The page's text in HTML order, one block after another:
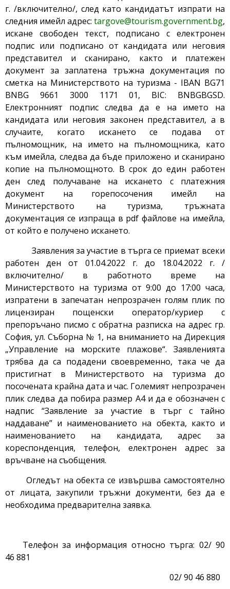
г. /включително/, след като кандидатът изпрати на
следния имейл адрес: targove@tourism.government.bg,
искане свободен текст, подписано с електронен
подпис или подписано от кандидата или неговия
представител и сканирано, както и платежен
документ за заплатена тръжна документация по
сметка на Министерството на туризма - IBAN BG71
BNBG 9661 3000 1171 01, BIC: BNBGBGSD.
Електронният подпис следва да е на името на
кандидата или неговия законен представител, а в
случаите, когато искането се подава от
пълномощник, на името на пълномощника, като
към имейла, следва да бъде приложено и сканирано
копие на пълномощното. В срок до един работен
ден след получаване на искането с платежния
документ на горепосочения имейл на
Министерството на туризма, тръжната
документация се изпраща в pdf файлове на имейла,
от който е получено искането.
Заявления за участие в търга се приемат всеки
работен ден от 01.04.2022 г. до 18.04.2022 г. /
включително/ в работното време на
Министерството на туризма от 9:00 до 17:00 часа,
изпратени в запечатан непрозрачен голям плик по
лицензиран пощенски оператор/куриер с
препоръчано писмо с обратна разписка на адрес гр.
София, ул. Съборна № 1, на вниманието на Дирекция
„Управление на морските плажове“. Заявленията
трябва да са подадени своевременно, така че да
пристигнат в Министерството на туризма до
посочената крайна дата и час. Големият непрозрачен
плик следва да побира размер А4 и да е обозначен с
надпис “Заявление за участие в търг с тайно
наддаване” и наименованието на обекта, както и
наименованието на кандидата, адрес за
кореспонденция, телефон, електронен адрес за
връчване на съобщения.
Огледът на обекта се извършва самостоятелно
от лицата, закупили тръжни документи, без да е
необходима предварителна заявка.
Телефон за информация относно търга: 02/ 90
46 881
02/ 90 46 880